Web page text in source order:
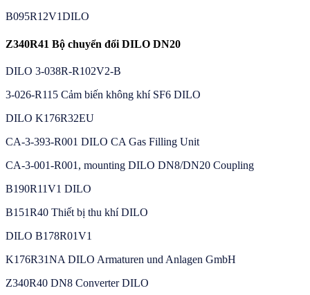
B095R12V1DILO
Z340R41 Bộ chuyển đổi DILO DN20
DILO 3-038R-R102V2-B
3-026-R115 Cảm biến không khí SF6 DILO
DILO K176R32EU
CA-3-393-R001 DILO CA Gas Filling Unit
CA-3-001-R001, mounting DILO DN8/DN20 Coupling
B190R11V1 DILO
B151R40 Thiết bị thu khí DILO
DILO B178R01V1
K176R31NA DILO Armaturen und Anlagen GmbH
Z340R40 DN8 Converter DILO